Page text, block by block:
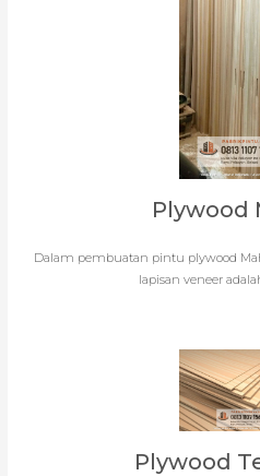
Plywood
Dalam pembuatan pintu plywood
lapisan veneer
Plywood